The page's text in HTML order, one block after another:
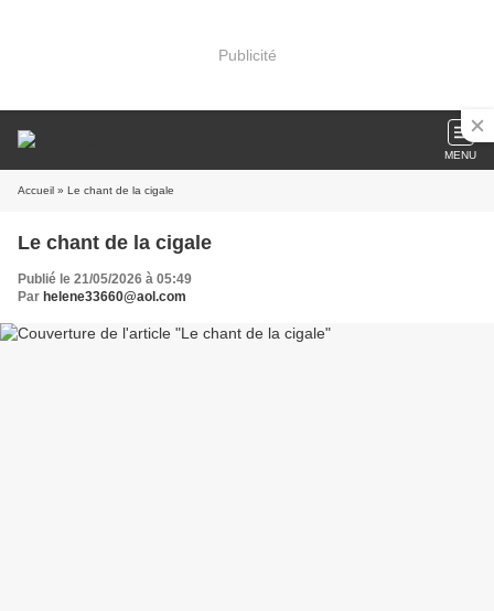
Publicité
MENU
Accueil » Le chant de la cigale
Le chant de la cigale
Publié le 21/05/2026 à 05:49
Par helene33660@aol.com